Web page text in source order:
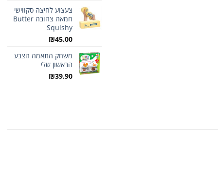
צעצוע לחיצה סקווישי
חמאה צהובה Butter
Squishy
₪45.00
משחק התאמה הצבע
הראשון שלי
₪39.90